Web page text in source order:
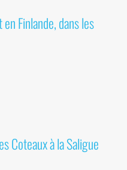
Finlande, dans les
Coteaux à la Saligue